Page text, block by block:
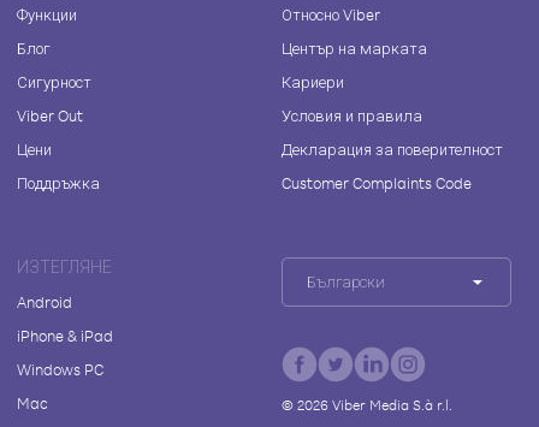
Функции
Блог
Сигурност
Viber Out
Цени
Поддръжка
Относно Viber
Център на марката
Кариери
Условия и правила
Декларация за поверителност
Customer Complaints Code
ИЗТЕГЛЯНЕ
Android
iPhone & iPad
Windows PC
Mac
Български
© 2026Viber Media S.à r.l.